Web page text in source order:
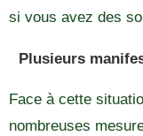
si vous avez des
Plusieurs
Face à cette
nombreuses